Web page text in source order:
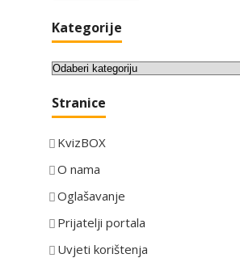
Kategorije
K
t
g
o
i
j
Stranice
KvizBOX
O nama
Oglašavanje
Prijatelji portala
Uvjeti korištenja